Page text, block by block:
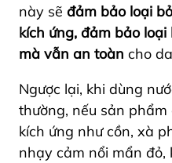
này sẽ đảm bảo loại
kích ứng, đảm bảo
mà vẫn an toàn cho
Ngược lại, khi dùng
thường, nếu sản
kích ứng như cồn, xà
nhạy cảm nổi mẩn đỏ,